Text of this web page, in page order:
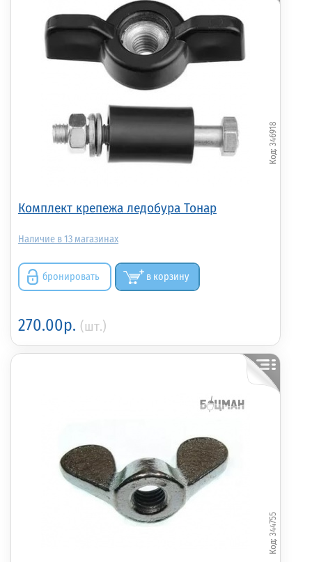
Комплект крепежа ледобура Тонар
346918
13
бронировать в корзину
270.00р. (шт.)
344755